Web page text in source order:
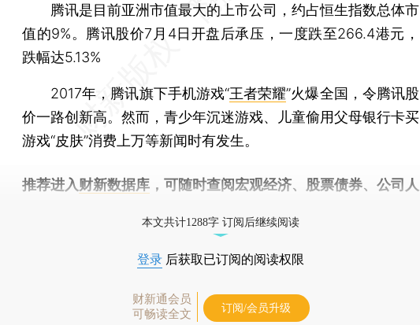
腾讯是目前亚洲市值最大的上市公司，约占恒生指数总体市
值的9%。腾讯股价7月4日开盘后承压，一度跌至266.4港元，
跌幅达5.13%
2017年，腾讯旗下手机游戏“王者荣耀”火爆全国，令腾讯股
价一路创新高。然而，青少年沉迷游戏、儿童偷用父母银行卡买
游戏“皮肤”消费上万等新闻时有发生。
推荐进入财新数据库 ，可随时查阅宏观经济、股票债券、公司人
本文共计1288字 订阅后继续阅读
登录 后获取已订阅的阅读权限
财新通会员
可畅读全文
订阅/会员升级